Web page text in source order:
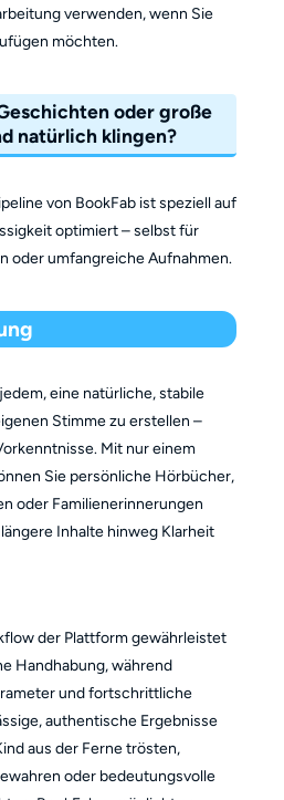
verwenden, wenn Sie
möchten.
oder große
natürlich klingen?
von BookFab ist speziell auf
optimiert – selbst für
oder umfangreiche Aufnahmen.
eine natürliche, stabile
Stimme zu erstellen –
Mit nur einem
Sie persönliche Hörbücher,
oder Familienerinnerungen
Inhalte hinweg Klarheit
der Plattform gewährleistet
Handhabung, während
und fortschrittliche
authentische Ergebnisse
aus der Ferne trösten,
oder bedeutungsvolle